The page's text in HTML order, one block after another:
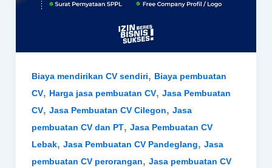
Biaya mendirikan CV sendiri, Biaya pembuatan
CV, Harga jasa pembuatan CV, Jasa Pembuatan
CV, Jasa Pembuatan CV Cilegon, Jasa
pembuatan CV dan PT, Jasa Pembuatan CV
Lebak, Jasa Pembuatan CV Pandeglang, Jasa
pembuatan CV perorangan, Jasa pembuatan CV